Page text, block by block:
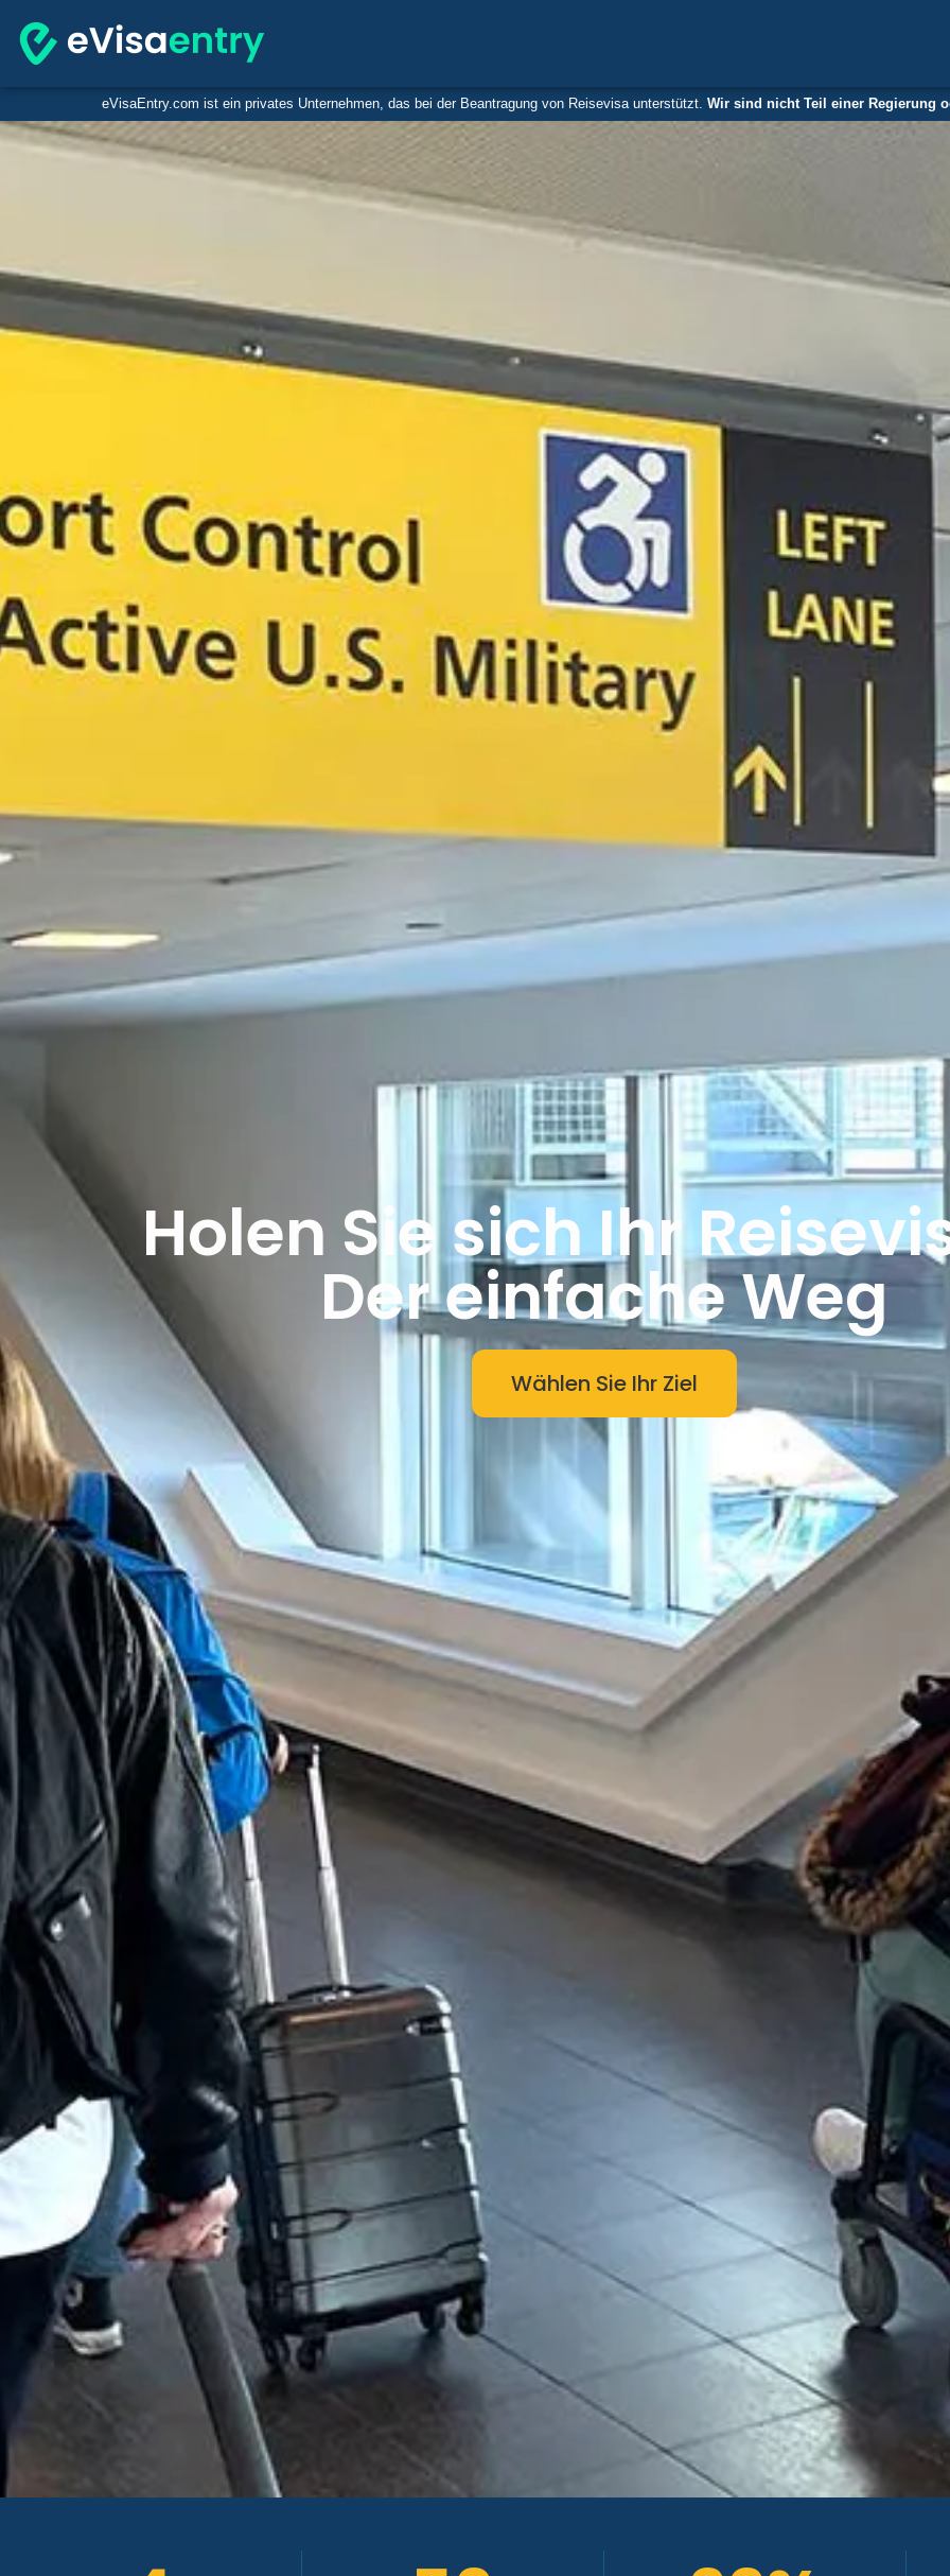
eVisaEntry.com ist ein privates Unternehmen, das bei der Beantragung von Reisevisa unterstützt. Wir sind nicht Teil einer Regierung
Holen Sie sich Ihr
Der einfache Weg
Wählen Sie Ihr Ziel